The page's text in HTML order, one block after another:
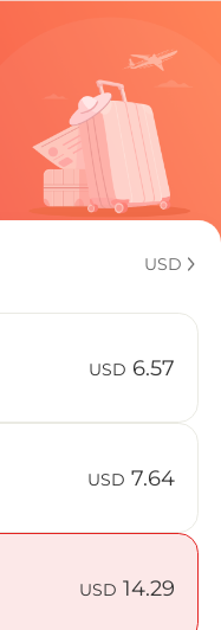
USD
USD 6.57
USD 7.64
USD 14.29